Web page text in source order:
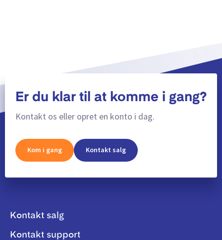
Er du klar til at komme i gang?
Kontakt os eller opret en konto i dag.
Kom i gang Kontakt salg
Kontakt salg
Kontakt support